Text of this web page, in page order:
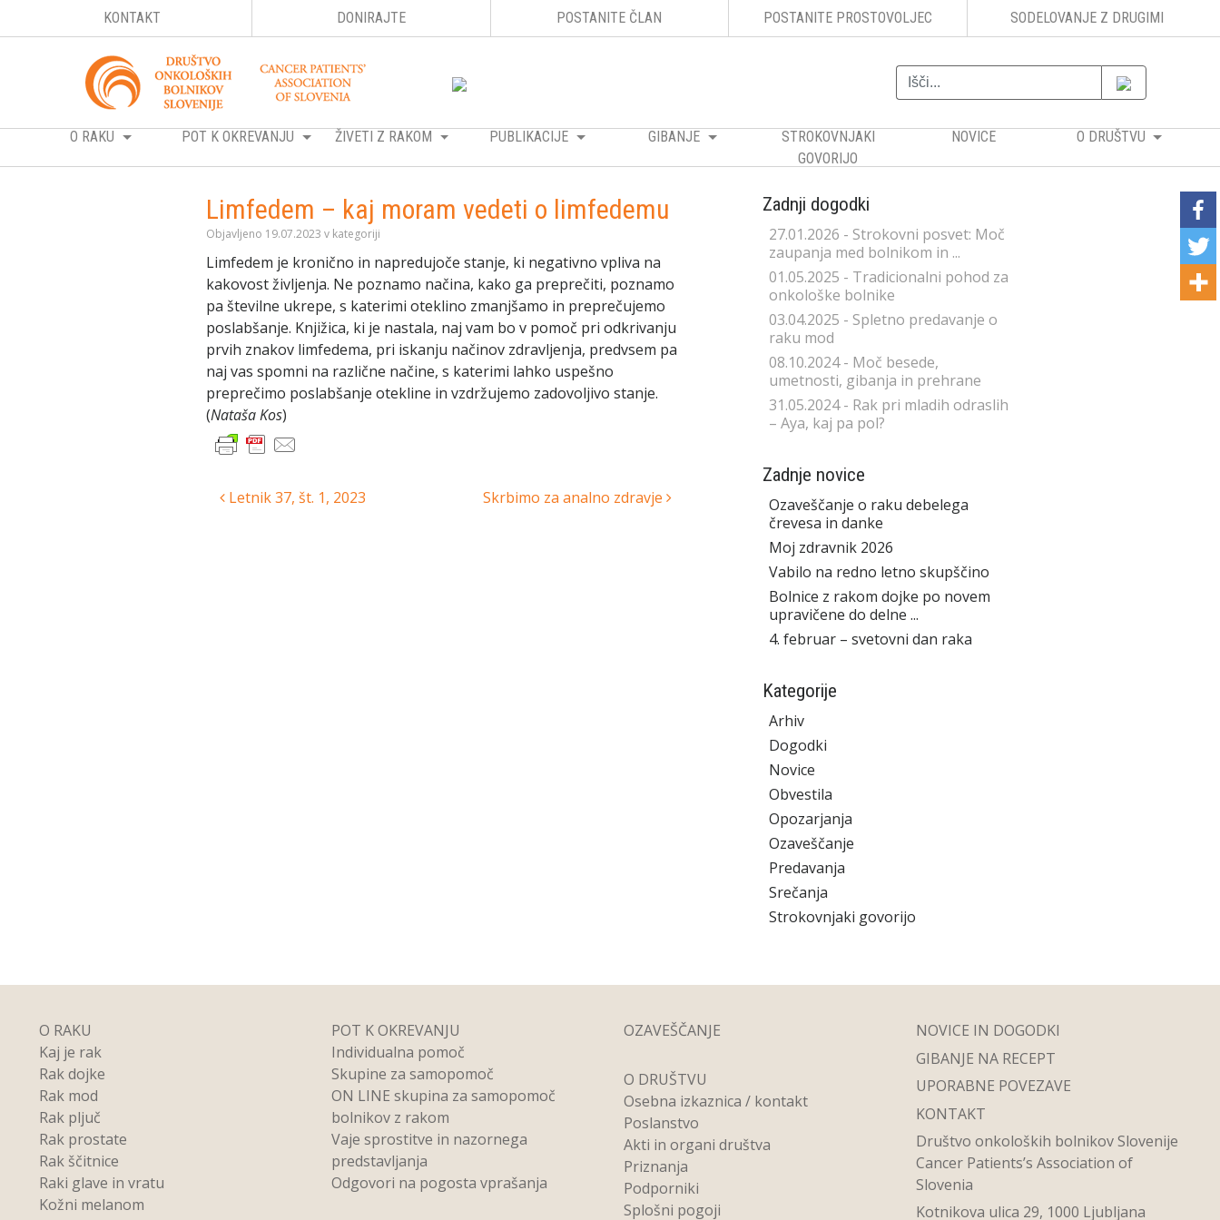
KONTAKT DONIRAJTE POSTANITE ČLAN POSTANITE PROSTOVOLJEC SODELOVANJE Z DRUGIMI
O RAKU POT K OKREVANJU ŽIVETI Z RAKOM PUBLIKACIJE GIBANJE
STROKOVNJAKI
GOVORIJO
NOVICE O DRUŠTVU
Limfedem – kaj moram vedeti o limfedemu
Objavljeno 19.07.2023 v kategoriji
Limfedem je kronično in napredujoče stanje, ki negativno vpliva na
kakovost življenja. Ne poznamo načina, kako ga preprečiti, poznamo
pa številne ukrepe, s katerimi oteklino zmanjšamo in preprečujemo
poslabšanje. Knjižica, ki je nastala, naj vam bo v pomoč pri odkrivanju
prvih znakov limfedema, pri iskanju načinov zdravljenja, predvsem pa
naj vas spomni na različne načine, s katerimi lahko uspešno
preprečimo poslabšanje otekline in vzdržujemo zadovoljivo stanje.
(Nataša Kos)
Post
Letnik 37, št. 1, 2023 Skrbimo za analno zdravje
Zadnji dogodki
27.01.2026 - Strokovni posvet: Moč
zaupanja med bolnikom in ...
01.05.2025 - Tradicionalni pohod za
onkološke bolnike
03.04.2025 - Spletno predavanje o
raku mod
08.10.2024 - Moč besede,
umetnosti, gibanja in prehrane
31.05.2024 - Rak pri mladih odraslih
– Aya, kaj pa pol?
Zadnje novice
Ozaveščanje o raku debelega
črevesa in danke
Moj zdravnik 2026
Vabilo na redno letno skupščino
Bolnice z rakom dojke po novem
upravičene do delne ...
4. februar – svetovni dan raka
Kategorije
Arhiv
Dogodki
Novice
Obvestila
Opozarjanja
Ozaveščanje
Predavanja
Srečanja
Strokovnjaki govorijo
O RAKU
Kaj je rak
Rak dojke
Rak mod
Rak pljuč
Rak prostate
Rak ščitnice
Raki glave in vratu
Kožni melanom
POT K OKREVANJU
Individualna pomoč
Skupine za samopomoč
ON LINE skupina za samopomoč
bolnikov z rakom
Vaje sprostitve in nazornega
predstavljanja
Odgovori na pogosta vprašanja
OZAVEŠČANJE
O DRUŠTVU
Osebna izkaznica / kontakt
Poslanstvo
Akti in organi društva
Priznanja
Podporniki
Splošni pogoji
NOVICE IN DOGODKI
GIBANJE NA RECEPT
UPORABNE POVEZAVE
KONTAKT
Društvo onkoloških bolnikov Slovenije
Cancer Patients’s Association of
Slovenia
Kotnikova ulica 29, 1000 Ljubljana